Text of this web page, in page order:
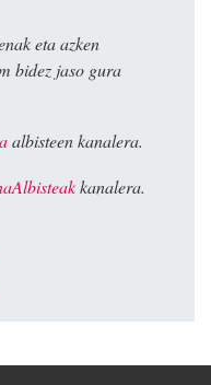
eta azken
bidez jaso gura
albisteen kanalera.
kanalera.